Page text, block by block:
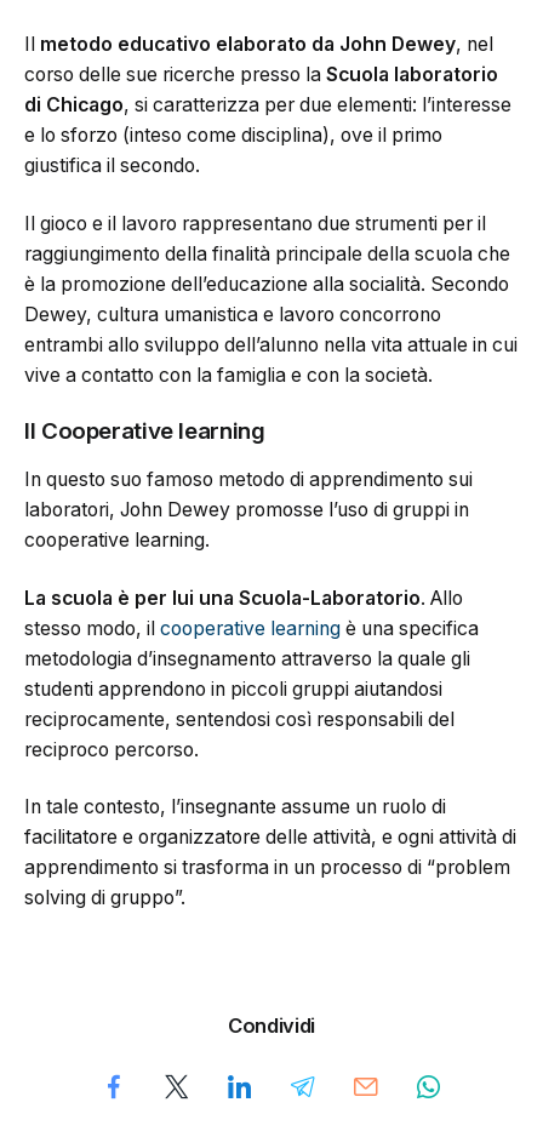
metodo educativo elaborato da John Dewey, nel
corso delle sue ricerche presso la Scuola laboratorio
di Chicago, si caratterizza per due elementi: l’interesse
e lo sforzo (inteso come disciplina), ove il primo
giustifica il secondo.
Il gioco e il lavoro rappresentano due strumenti per il
raggiungimento della finalità principale della scuola che
è la promozione dell’educazione alla socialità. Secondo
Dewey, cultura umanistica e lavoro concorrono
entrambi allo sviluppo dell’alunno nella vita attuale in cui
vive a contatto con la famiglia e con la società.
Il Cooperative learning
In questo suo famoso metodo di apprendimento sui
laboratori, John Dewey promosse l’uso di gruppi in
cooperative learning.
La scuola è per lui una Scuola-Laboratorio. Allo
stesso modo, il cooperative learning è una specifica
metodologia d’insegnamento attraverso la quale gli
studenti apprendono in piccoli gruppi aiutandosi
reciprocamente, sentendosi così responsabili del
reciproco percorso.
In tale contesto, l’insegnante assume un ruolo di
facilitatore e organizzatore delle attività, e ogni attività di
apprendimento si trasforma in un processo di “problem
solving di gruppo”.
Condividi